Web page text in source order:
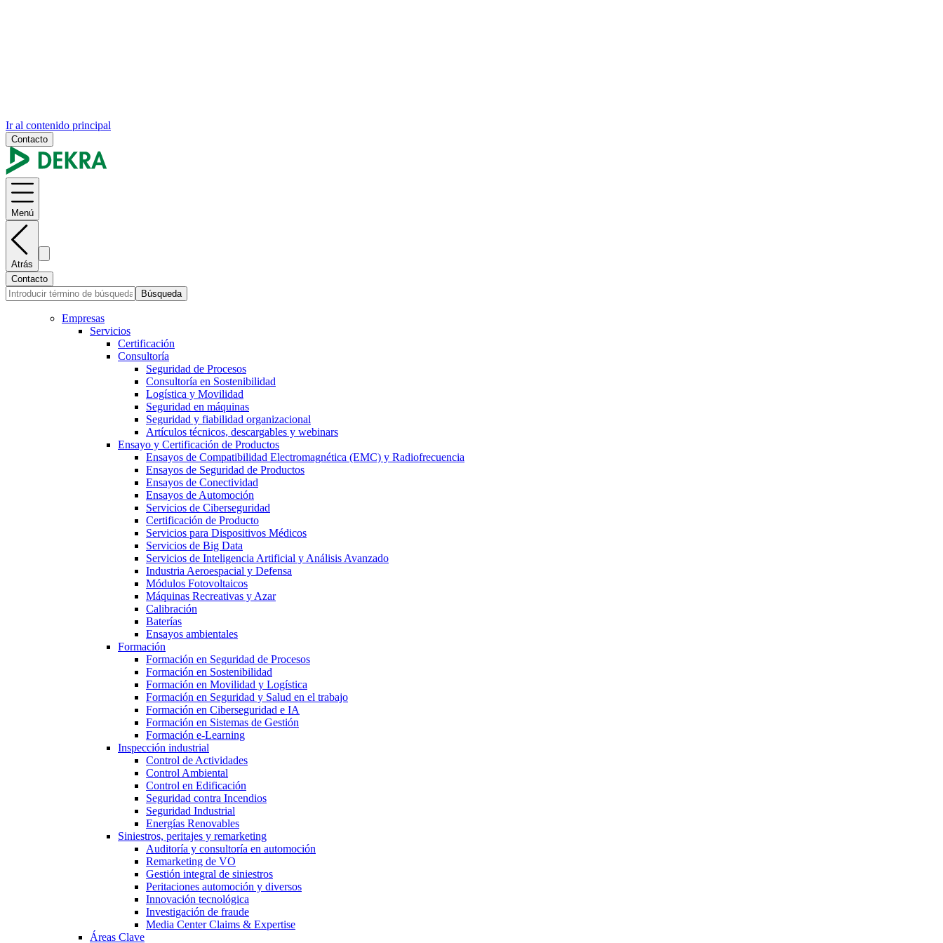
Ir al contenido principal
Contacto
Menú
Atrás
Contacto
Búsqueda
Empresas
Servicios
Certificación
Consultoría
Seguridad de Procesos
Consultoría en Sostenibilidad
Logística y Movilidad
Seguridad en máquinas
Seguridad y fiabilidad organizacional
Artículos técnicos, descargables y webinars
Ensayo y Certificación de Productos
Ensayos de Compatibilidad Electromagnética (EMC) y Radiofrecuencia
Ensayos de Seguridad de Productos
Ensayos de Conectividad
Ensayos de Automoción
Servicios de Ciberseguridad
Certificación de Producto
Servicios para Dispositivos Médicos
Servicios de Big Data
Servicios de Inteligencia Artificial y Análisis Avanzado
Industria Aeroespacial y Defensa
Módulos Fotovoltaicos
Máquinas Recreativas y Azar
Calibración
Baterías
Ensayos ambientales
Formación
Formación en Seguridad de Procesos
Formación en Sostenibilidad
Formación en Movilidad y Logística
Formación en Seguridad y Salud en el trabajo
Formación en Ciberseguridad e IA
Formación en Sistemas de Gestión
Formación e-Learning
Inspección industrial
Control de Actividades
Control Ambiental
Control en Edificación
Seguridad contra Incendios
Seguridad Industrial
Energías Renovables
Siniestros, peritajes y remarketing
Auditoría y consultoría en automoción
Remarketing de VO
Gestión integral de siniestros
Peritaciones automoción y diversos
Innovación tecnológica
Investigación de fraude
Media Center Claims & Expertise
Áreas Clave